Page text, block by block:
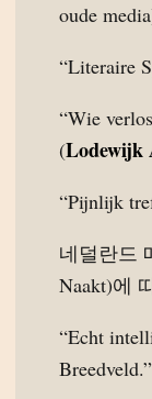
oude
“Literaire
“Wie
(Lodewijk
“Pijnlijk
네덜란드
Naakt)에
“Echt